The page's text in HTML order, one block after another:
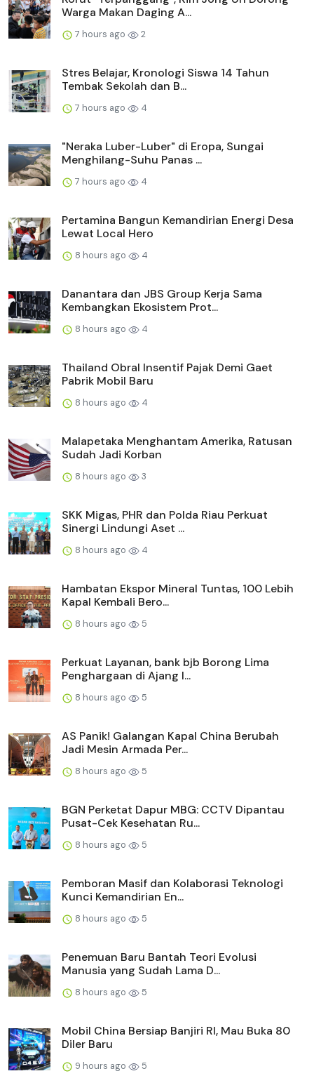
Warga Makan Daging A...
7 hours ago 2
Stres Belajar, Kronologi Siswa 14 Tahun
Tembak Sekolah dan B...
7 hours ago 4
"Neraka Luber-Luber" di Eropa, Sungai
Menghilang-Suhu Panas ...
7 hours ago 4
Pertamina Bangun Kemandirian Energi Desa
Lewat Local Hero
8 hours ago 4
Danantara dan JBS Group Kerja Sama
Kembangkan Ekosistem Prot...
8 hours ago 4
Thailand Obral Insentif Pajak Demi Gaet
Pabrik Mobil Baru
8 hours ago 4
Malapetaka Menghantam Amerika, Ratusan
Sudah Jadi Korban
8 hours ago 3
SKK Migas, PHR dan Polda Riau Perkuat
Sinergi Lindungi Aset ...
8 hours ago 4
Hambatan Ekspor Mineral Tuntas, 100 Lebih
Kapal Kembali Bero...
8 hours ago 5
Perkuat Layanan, bank bjb Borong Lima
Penghargaan di Ajang I...
8 hours ago 5
AS Panik! Galangan Kapal China Berubah
Jadi Mesin Armada Per...
8 hours ago 5
BGN Perketat Dapur MBG: CCTV Dipantau
Pusat-Cek Kesehatan Ru...
8 hours ago 5
Pemboran Masif dan Kolaborasi Teknologi
Kunci Kemandirian En...
8 hours ago 5
Penemuan Baru Bantah Teori Evolusi
Manusia yang Sudah Lama D...
8 hours ago 5
Mobil China Bersiap Banjiri RI, Mau Buka 80
Diler Baru
9 hours ago 5